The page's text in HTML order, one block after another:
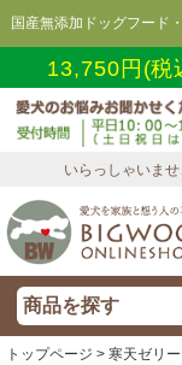
国産無添加ドッグフード
13,750円(税
いらっしゃいま
トップページ > 寒天ゼリー